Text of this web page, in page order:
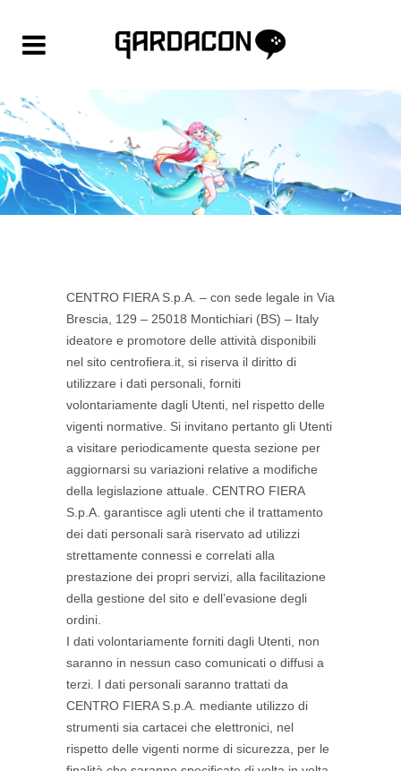
CENTRO FIERA S.p.A. – con sede legale in Via
Brescia, 129 – 25018 Montichiari (BS) – Italy
ideatore e promotore delle attività disponibili
nel sito centrofiera.it, si riserva il diritto di
utilizzare i dati personali, forniti
volontariamente dagli Utenti, nel rispetto delle
vigenti normative. Si invitano pertanto gli Utenti
a visitare periodicamente questa sezione per
aggiornarsi su variazioni relative a modifiche
della legislazione attuale. CENTRO FIERA
S.p.A. garantisce agli utenti che il trattamento
dei dati personali sarà riservato ad utilizzi
strettamente connessi e correlati alla
prestazione dei propri servizi, alla facilitazione
della gestione del sito e dell’evasione degli
ordini.
I dati volontariamente forniti dagli Utenti, non
saranno in nessun caso comunicati o diffusi a
terzi. I dati personali saranno trattati da
CENTRO FIERA S.p.A. mediante utilizzo di
strumenti sia cartacei che elettronici, nel
rispetto delle vigenti norme di sicurezza, per le